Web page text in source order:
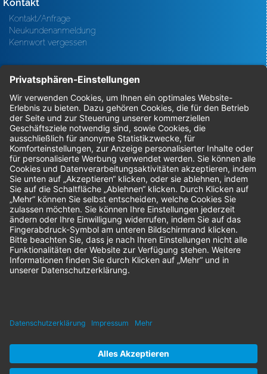
Kontakt
Kontakt/Anfrage
Neukundenanmeldung
Kennwort vergessen
Bestellungen
Sendung verfolgen
Geprüfter Shop
* Alle Preise zzgl. gesetzlicher Mehrwertsteuer